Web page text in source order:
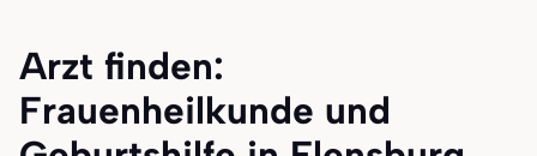
Arzt finden:
Frauenheilkunde und